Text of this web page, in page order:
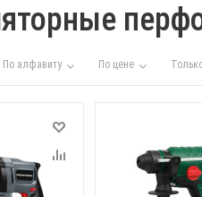
По алфавиту По цене